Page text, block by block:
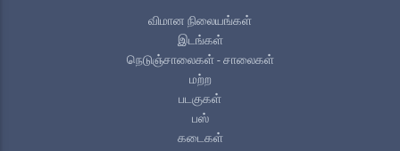
விமான நிலையங்கள்
இடங்கள்
நெடுஞ்சாலைகள் - சாலைகள்
மற்ற
படகுகள்
பஸ்
கடைகள்